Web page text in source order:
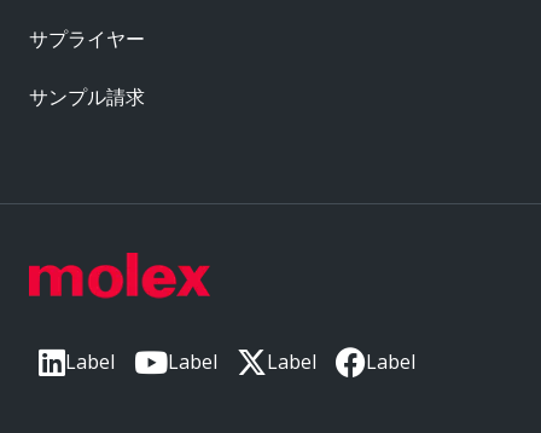
Label Label Label Label
サプライヤー
サンプル請求